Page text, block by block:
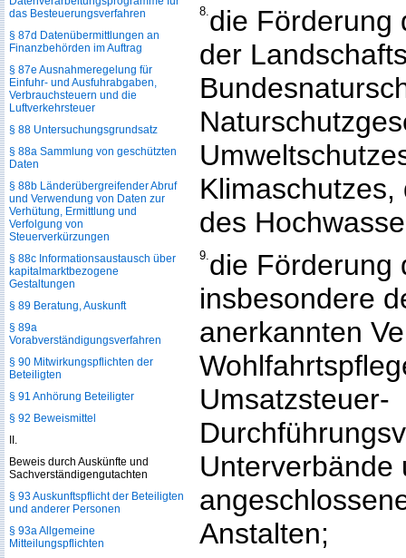
8.die Förderung
der
des
9.die Förderung
insbesondere
anerkannten
Umsatzsteuer-
Unterverbände
Anstalten;
das Besteuerungsverfahren
§ 87d Datenübermittlungen an
Finanzbehörden im Auftrag
§ 87e Ausnahmeregelung für
Einfuhr- und Ausfuhrabgaben,
Verbrauchsteuern und die
Luftverkehrsteuer
§ 88 Untersuchungsgrundsatz
§ 88a Sammlung von geschützten
Daten
§ 88b Länderübergreifender Abruf
und Verwendung von Daten zur
Verhütung, Ermittlung und
Verfolgung von
Steuerverkürzungen
§ 88c Informationsaustausch über
kapitalmarktbezogene
Gestaltungen
§ 89 Beratung, Auskunft
§ 89a
Vorabverständigungsverfahren
§ 90 Mitwirkungspflichten der
Beteiligten
§ 91 Anhörung Beteiligter
§ 92 Beweismittel
II.
Beweis durch Auskünfte und
Sachverständigengutachten
§ 93 Auskunftspflicht der Beteiligten
und anderer Personen
§ 93a Allgemeine
Mitteilungspflichten